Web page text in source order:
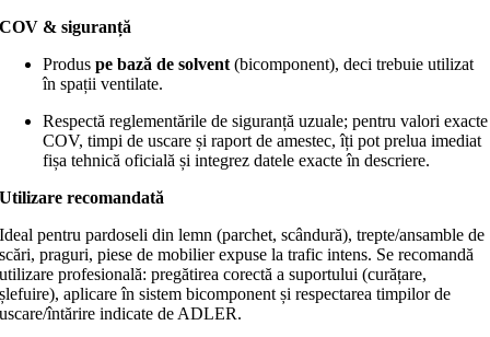
COV & siguranță
Produspe bază de solvent (bicomponent), deci trebuie utilizat
în spații ventilate.
Respectă reglementările de siguranță uzuale; pentru valori exacte
COV, timpi de uscare și raport de amestec, îți pot prelua imediat
fișa tehnică oficială și integrez datele exacte în descriere.
Utilizare recomandată
Ideal pentru pardoseli din lemn (parchet, scândură), trepte/ansamble de
scări, praguri, piese de mobilier expuse la trafic intens. Se recomandă
utilizare profesională: pregătirea corectă a suportului (curățare,
șlefuire), aplicare în sistem bicomponent și respectarea timpilor de
uscare/întărire indicate de ADLER.